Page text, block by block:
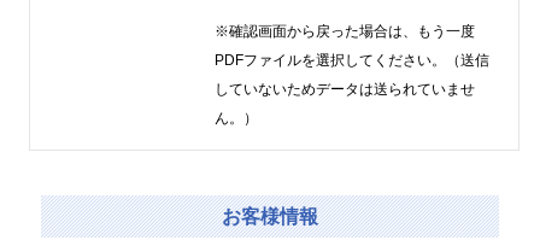
※確認画面から戻った場合は、もう一度
PDFファイルを選択してください。（送信
していないためデータは送られていませ
ん。）
お客様情報